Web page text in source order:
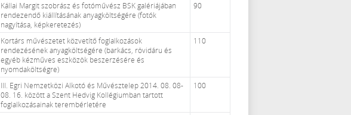
Kállai Margit szobrász és fotóművész BSK galériájában
rendezendő kiállításának anyagköltségére (fotók
nagyítása, képkeretezés)
90
Kortárs művészetet közvetítő foglalkozások
rendezésének anyagköltségére (barkács, rövidáru és
egyéb kézműves eszközök beszerzésére és
nyomdaköltségre)
110
III. Egri Nemzetközi Alkotó és Művésztelep 2014. 08. 08-
08. 16. között a Szent Hedvig Kollégiumban tartott
foglalkozásainak terembérletére
100